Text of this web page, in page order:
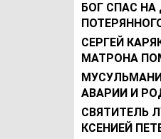
БОГ СПАС
СЕРГЕЙ
МАТРОНА
АВАРИИ И
СВЯТИТЕЛЬ
КСЕНИЕЙ